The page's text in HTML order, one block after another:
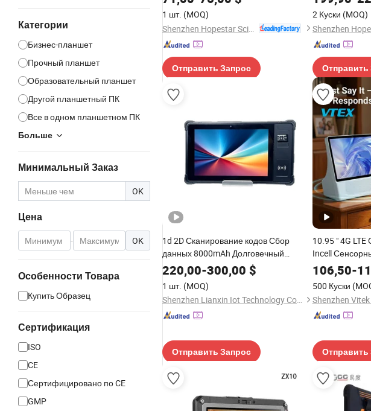
Категории
Бизнес-планшет
Прочный планшет
Образовательный планшет
Другой планшетный ПК
Все в одном планшетном ПК
Больше
Минимальный Заказ
OK
Цена
- OK
Особенности Товара
Купить Образец
Сертификация
ISO
CE
Сертифицировано по CE
GMP
Экран Бизнес Умный Офис Дети
Образовательный Ресторан Другие
POS Планшеты
1 шт. (MOQ)
Отправить Запрос
Android 13
для бизнеса
2 Куски (MOQ)
Отправить
1d 2D Сканирование кодов Сбор
данных 8000mAh Долговечный
водонепроницаемый прочный
планшет на базе Android с NFC
220,00-300,00 $
1 шт. (MOQ)
Shenzhen Lianxin Iot Technology Co., Ltd.
Отправить Запрос
10.95 " 4G
Incell
Управление
106,50-
500 Куски
Shenzhen
Отправить